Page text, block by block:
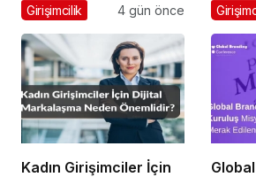
Marka Atölyesi
Oldu
Girişimcilik 4 gün önce
Kadın Girişimciler İçin